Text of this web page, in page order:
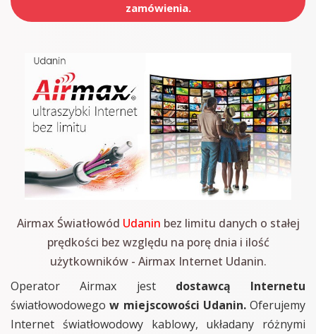
zamówienia.
Airmax Światłowód Udanin bez limitu danych o stałej
prędkości bez względu na porę dnia i ilość
użytkowników - Airmax Internet Udanin.
Operator Airmax jest dostawcą Internetu
światłowodowegow miejscowości Udanin.Oferujemy
Internet światłowodowy kablowy, układany różnymi